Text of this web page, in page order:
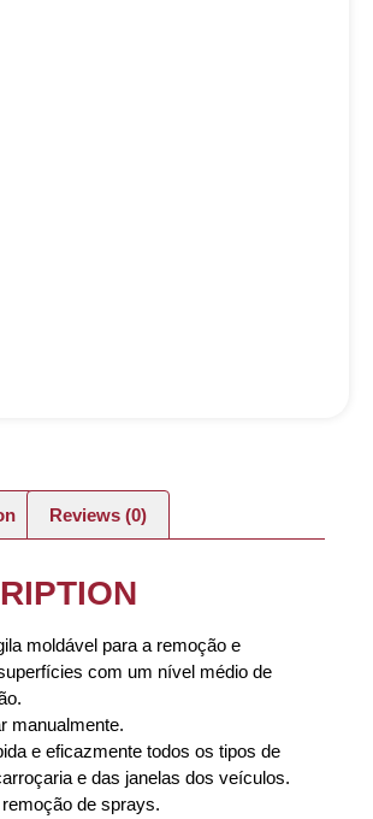
Reviews (0)
moldável para a remoção e
com um nível médio de
manualmente.
e eficazmente todos os tipos de
e das janelas dos veículos.
de sprays.